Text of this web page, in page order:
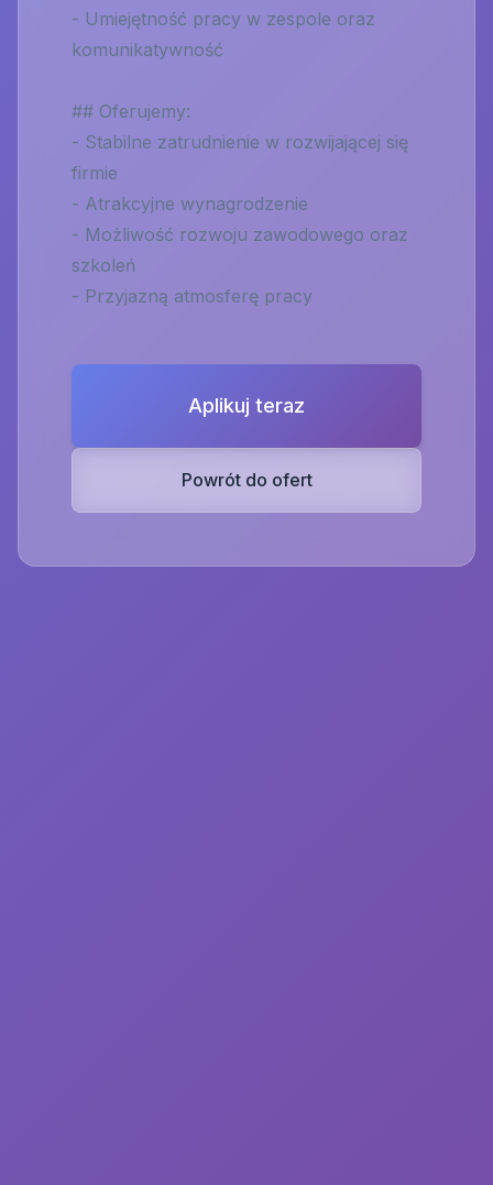
- Umiejętność pracy w zespole oraz
komunikatywność
## Oferujemy:
- Stabilne zatrudnienie w rozwijającej się
firmie
- Atrakcyjne wynagrodzenie
- Możliwość rozwoju zawodowego oraz
szkoleń
- Przyjazną atmosferę pracy
Aplikuj teraz
Powrót do ofert